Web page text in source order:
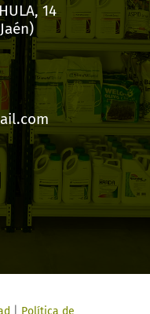
14
Política de